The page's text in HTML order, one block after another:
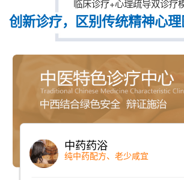
临床诊疗+心理疏导双诊疗
创新诊疗，区别传统精神心
中药药浴
纯中药配方、老少咸宜